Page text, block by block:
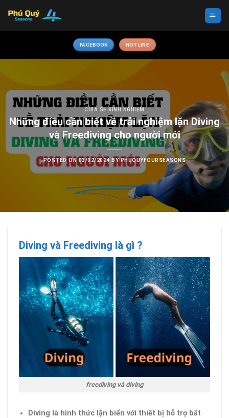
content
FACEBOOK HOTLINE
CHIA SẼ KINH NGHIỆM
Những điều cần biết về trải nghiệm lặn Diving
và Freediving cho người mới
POSTED ON 03/02/2024 BYPHUQUYFOURSEASONS
Diving và Freediving là gì ?
freediving và diving
Diving là hình thức lặn biển với thiết bị hỗ trợ bắt